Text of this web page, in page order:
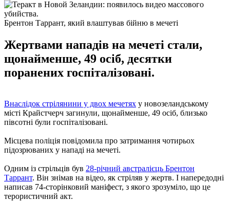
Брентон Таррант, який влаштував бійню в мечеті
Жертвами нападів на мечеті стали,
щонайменше, 49 осіб, десятки
поранених госпіталізовані.
Внаслідок стрілянини у двох мечетях у новозеландському
місті Крайстчерч загинули, щонайменше, 49 осіб, близько
півсотні були госпіталізовані.
Місцева поліція повідомила про затримання чотирьох
підозрюваних у нападі на мечеті.
Одним із стрільців був 28-річний австралієць Брентон
Таррант. Він знімав на відео, як стріляв у жертв. І напередодні
написав 74-сторінковий маніфест, з якого зрозуміло, що це
терористичний акт.